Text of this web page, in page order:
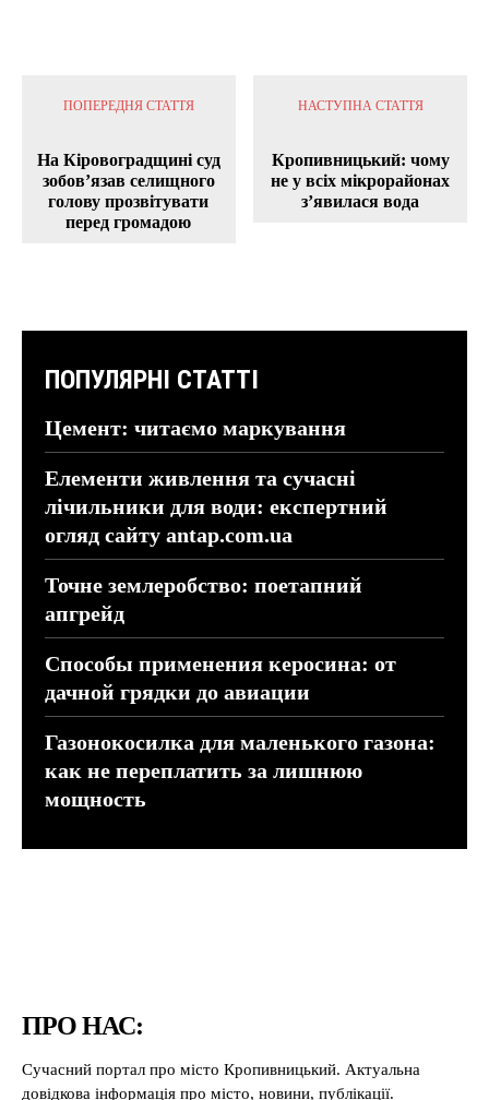
ПОПЕРЕДНЯ СТАТТЯ
На Кіровоградщині суд
зобов’язав селищного
голову прозвітувати
перед громадою
НАСТУПНА СТАТТЯ
Кропивницький: чому
не у всіх мікрорайонах
з’явилася вода
ПОПУЛЯРНІ СТАТТІ
Цемент: читаємо маркування
Елементи живлення та сучасні
лічильники для води: експертний
огляд сайту antap.com.ua
Точне землеробство: поетапний
апгрейд
Способы применения керосина: от
дачной грядки до авиации
Газонокосилка для маленького газона:
как не переплатить за лишнюю
мощность
ПРО НАС:
Сучасний портал про місто Кропивницький. Актуальна
довідкова інформація про місто, новини, публікації.